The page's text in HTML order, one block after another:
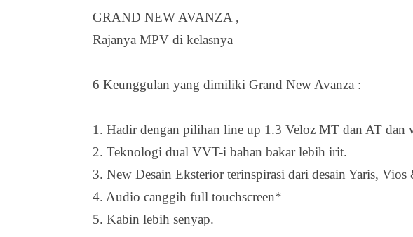
GRAND NEW AVANZA ,
Rajanya MPV di kelasnya
6 Keunggulan yang dimiliki Grand New Avanza :
1. Hadir dengan pilihan line up 1.3 Veloz MT dan AT dan
2. Teknologi dual VVT-i bahan bakar lebih irit.
3. New Desain Eksterior terinspirasi dari desain Yaris, Vios
4. Audio canggih full touchscreen*
5. Kabin lebih senyap.